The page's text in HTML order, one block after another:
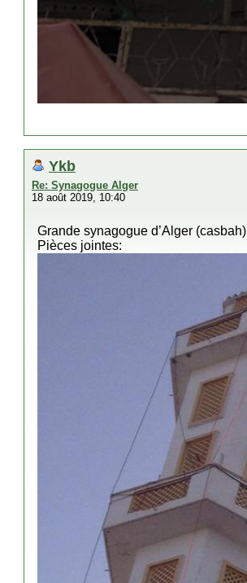
Ykb
Re: Synagogue Alger
18 août 2019, 10:40
Grande synagogue d’Alger (casbah)
Pièces jointes: